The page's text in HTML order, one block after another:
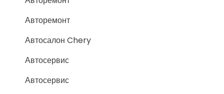
Авторемонт
Автосалон Chery
Автосервис
Автосервис